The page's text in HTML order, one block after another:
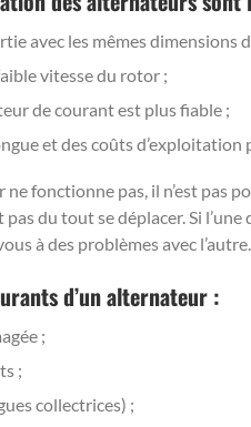
avec les mêmes
vitesse du rotor ;
de courant est plus fiable ;
et des coûts d’exploitation
fonctionne pas, il n’est pas
du tout se déplacer. Si
à des problèmes avec l’autre.
d’un alternateur :
;
;
collectrices) ;